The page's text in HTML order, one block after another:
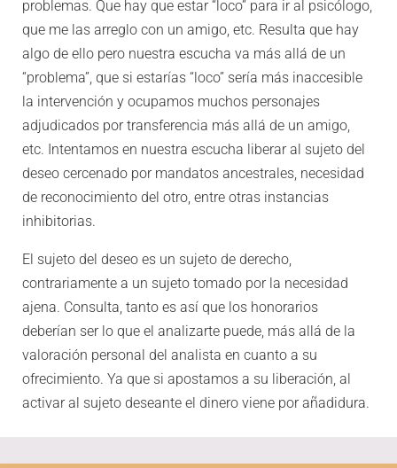
problemas. Que hay que estar “loco” para ir al psicólogo,
que me las arreglo con un amigo, etc. Resulta que hay
algo de ello pero nuestra escucha va más allá de un
“problema”, que si estarías “loco” sería más inaccesible
la intervención y ocupamos muchos personajes
adjudicados por transferencia más allá de un amigo,
etc. Intentamos en nuestra escucha liberar al sujeto del
deseo cercenado por mandatos ancestrales, necesidad
de reconocimiento del otro, entre otras instancias
inhibitorias.
El sujeto del deseo es un sujeto de derecho,
contrariamente a un sujeto tomado por la necesidad
ajena. Consulta, tanto es así que los honorarios
deberían ser lo que el analizarte puede, más allá de la
valoración personal del analista en cuanto a su
ofrecimiento. Ya que si apostamos a su liberación, al
activar al sujeto deseante el dinero viene por añadidura.